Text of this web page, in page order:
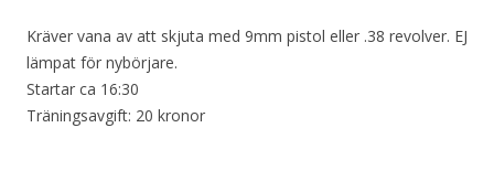
Kräver vana av att skjuta med 9mm pistol eller .38 revolver. EJ
lämpat för nybörjare.
Startar ca 16:30
Träningsavgift: 20 kronor